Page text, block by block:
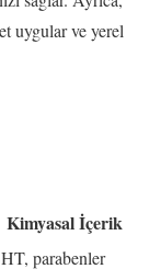
uygular ve yerel
Kimyasal İçerik
parabenler